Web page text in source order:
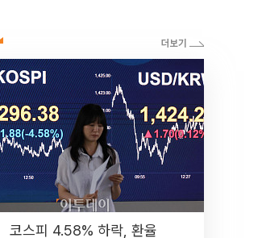
코스피 4.58% 하락, 환율